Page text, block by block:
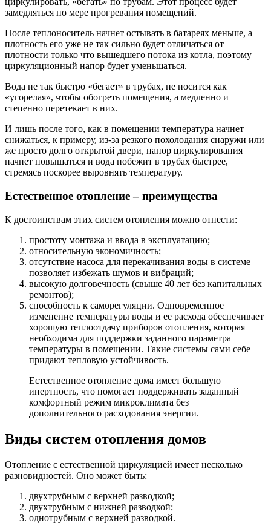
замедляться по мере прогревания помещений.
После теплоноситель начнет остывать в батареях меньше, а
плотность его уже не так сильно будет отличаться от
плотности только что вышедшего потока из котла, поэтому
циркуляционный напор будет уменьшаться.
Вода не так быстро «бегает» в трубах, не носится как
«угорелая», чтобы обогреть помещения, а медленно и
степенно перетекает в них.
И лишь после того, как в помещении температура начнет
снижаться, к примеру, из-за резкого похолодания снаружи или
же просто долго открытой двери, напор циркулирования
начнет повышаться и вода побежит в трубах быстрее,
стремясь поскорее выровнять температуру.
Естественное отопление – преимущества
К достоинствам этих систем отопления можно отнести:
простоту монтажа и ввода в эксплуатацию;
относительную экономичность;
отсутствие насоса для перекачивания воды в системе
позволяет избежать шумов и вибраций;
высокую долговечность (свыше 40 лет без капитальных
ремонтов);
способность к саморегуляции. Одновременное
изменение температуры воды и ее расхода обеспечивает
хорошую теплоотдачу приборов отопления, которая
необходима для поддержки заданного параметра
температуры в помещении. Такие системы сами себе
придают тепловую устойчивость.
Естественное отопление дома имеет большую
инертность, что помогает поддерживать заданный
комфортный режим микроклимата без
дополнительного расходования энергии.
Виды систем отопления домов
Отопление с естественной циркуляцией имеет несколько
разновидностей. Оно может быть:
двухтрубным с верхней разводкой;
двухтрубным с нижней разводкой;
однотрубным с верхней разводкой.